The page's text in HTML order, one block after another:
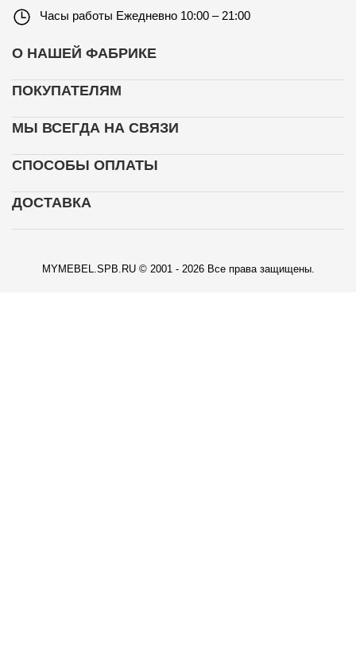
Часы работы Ежедневно 10:00 – 21:00
О НАШЕЙ ФАБРИКЕ
ПОКУПАТЕЛЯМ
МЫ ВСЕГДА НА СВЯЗИ
СПОСОБЫ ОПЛАТЫ
ДОСТАВКА
MYMEBEL.SPB.RU © 2001 - 2026 Все права защищены.